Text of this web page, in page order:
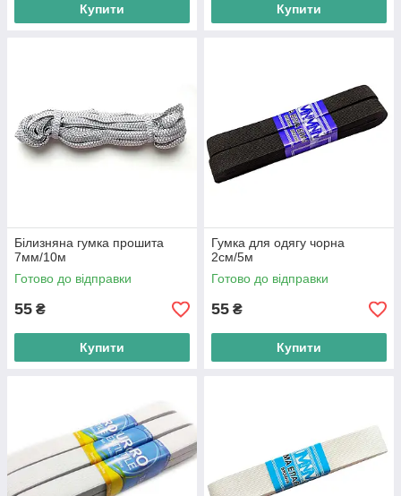
Купити Купити
Білизняна гумка прошита
7мм/10м
Готово до відправки
55 ₴
Купити
Гумка для одягу чорна
2см/5м
Готово до відправки
55 ₴
Купити